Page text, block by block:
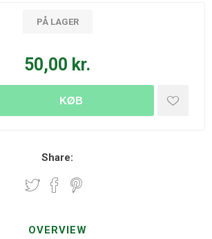
PÅ LAGER
50,00 kr.
KØB
Share:
OVERVIEW